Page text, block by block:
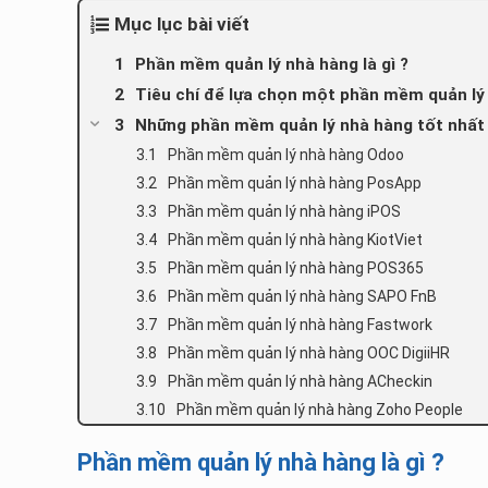
Mục lục bài viết
Phần mềm quản lý nhà hàng là gì ?
Tiêu chí để lựa chọn một phần mềm quản
Những phần mềm quản lý nhà hàng tốt nhất
Phần mềm quản lý nhà hàng Odoo
Phần mềm quản lý nhà hàng PosApp
Phần mềm quản lý nhà hàng iPOS
Phần mềm quản lý nhà hàng KiotViet
Phần mềm quản lý nhà hàng POS365
Phần mềm quản lý nhà hàng SAPO FnB
Phần mềm quản lý nhà hàng Fastwork
Phần mềm quản lý nhà hàng OOC DigiiHR
Phần mềm quản lý nhà hàng ACheckin
Phần mềm quản lý nhà hàng Zoho People
Phần mềm quản lý nhà hàng là gì ?